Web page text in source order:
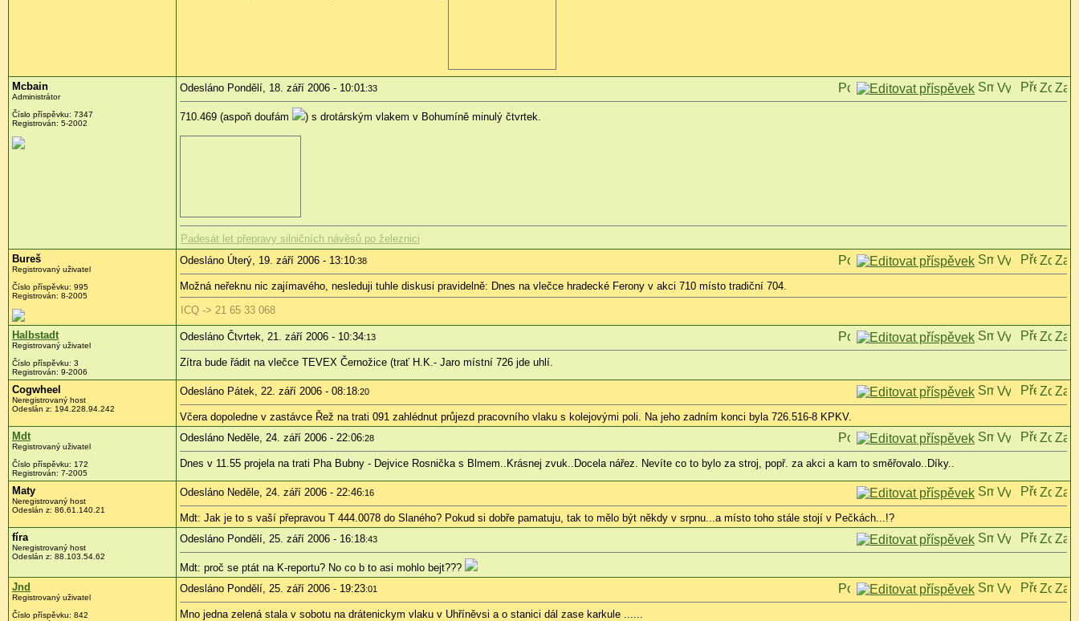
Mcbain
Administrátor
Číslo příspěvku: 7347
Registrován: 5-2002
Odesláno Pondělí, 18. září 2006 - 10:01 :33
710.469 (aspoň doufám ) s drotárským vlakem v Bohumíně minulý čtvrtek.
Padesát let přepravy silničních návěsů po železnici
Bureš
Registrovaný uživatel
Číslo příspěvku: 995
Registrován: 8-2005
Odesláno Úterý, 19. září 2006 - 13:10:38
Možná neřeknu nic zajímavého, nesleduji tuhle diskusi pravidelně: Dnes na vlečce hradecké Ferony v akci 710 místo tradiční 704.
ICQ -> 21 65 33 068
Halbstadt
Registrovaný uživatel
Číslo příspěvku: 3
Registrován: 9-2006
Odesláno Čtvrtek, 21. září 2006 - 10:34:13
Zítra bude řádit na vlečce TEVEX Černožice (trať H.K.- Jaro místní 726 jde uhlí.
Cogwheel
Neregistrovaný host
Odeslán z: 194.228.94.242
Odesláno Pátek, 22. září 2006 - 08:18:20
Včera dopoledne v zastávce Řež na trati 091 zahlédnut průjezd pracovního vlaku s kolejovými poli. Na jeho zadním konci byla 726.516-8 KPKV.
Mdt
Registrovaný uživatel
Číslo příspěvku: 172
Registrován: 7-2005
Odesláno Neděle, 24. září 2006 - 22:06:28
Dnes v 11.55 projela na trati Pha Bubny - Dejvice Rosnička s Blmem..Krásnej zvuk..Docela nářez. Nevíte co to bylo za stroj, popř. za akci a kam to směřovalo..Díky..
Maty
Neregistrovaný host
Odeslán z: 86.61.140.21
Odesláno Neděle, 24. září 2006 - 22:46:16
Mdt: Jak je to s vaší přepravou T 444.0078 do Slaného? Pokud si dobře pamatuju, tak to mělo být někdy v srpnu...a místo toho stále stojí v Pečkách...!?
fíra
Neregistrovaný host
Odeslán z: 88.103.54.62
Odesláno Pondělí, 25. září 2006 - 16:18:43
Mdt: proč se ptát na K-reportu? No co b to asi mohlo bejt???
Jnd
Registrovaný uživatel
Číslo příspěvku: 842
Odesláno Pondělí, 25. září 2006 - 19:23:01
Mno jedna zelená stala v sobotu na drátenickym vlaku v Uhříněvsi a o stanici dál zase karkule ......